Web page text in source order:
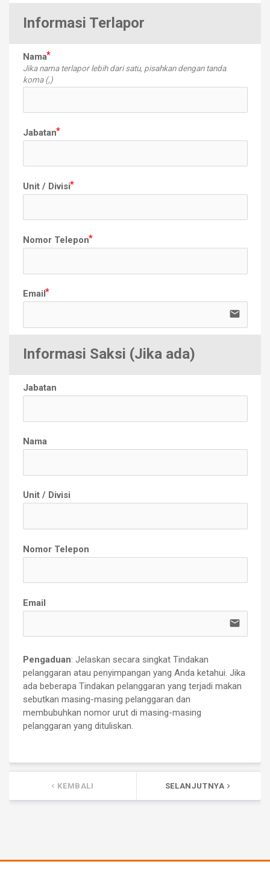
Informasi Terlapor
Nama
Jika nama terlapor lebih dari satu, pisahkan dengan tanda
koma (,)
Jabatan
Unit / Divisi
Nomor Telepon
Email
email
Informasi Saksi (Jika ada)
Jabatan
Nama
Unit / Divisi
Nomor Telepon
Email
email
Pengaduan: Jelaskan secara singkat Tindakan
pelanggaran atau penyimpangan yang Anda ketahui. Jika
ada beberapa Tindakan pelanggaran yang terjadi makan
sebutkan masing-masing pelanggaran dan
membubuhkan nomor urut di masing-masing
pelanggaran yang dituliskan.
keyboard_arrow_left KEMBALI SELANJUTNYA keyboard_arrow_right